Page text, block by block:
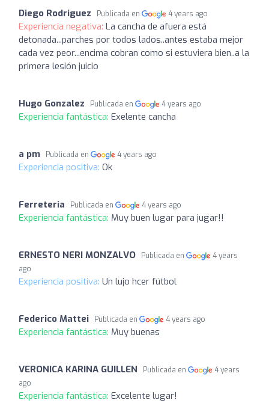
Diego Rodriguez Publicada en 4 years ago
Experiencia negativa: La cancha de afuera está
detonada...parches por todos lados..antes estaba mejor
cada vez peor...encima cobran como si estuviera bien..a la
primera lesión juicio
Hugo Gonzalez Publicada en 4 years ago
Experiencia fantástica: Exelente cancha
a pm Publicada en 4 years ago
Experiencia positiva: Ok
Ferreteria Publicada en 4 years ago
Experiencia fantástica: Muy buen lugar para jugar!!
ERNESTO NERI MONZALVO Publicada en
4 years
ago
Experiencia positiva: Un lujo hcer fútbol
Federico Mattei Publicada en 4 years ago
Experiencia fantástica: Muy buenas
VERONICA KARINA GUILLEN Publicada en
4 years
ago
Experiencia fantástica: Excelente lugar!